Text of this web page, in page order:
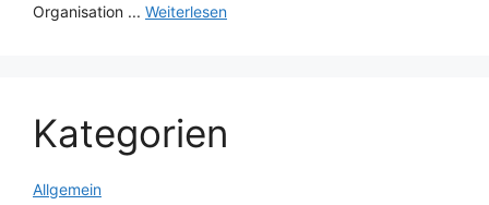
Organisation ... Weiterlesen
Kategorien
Allgemein